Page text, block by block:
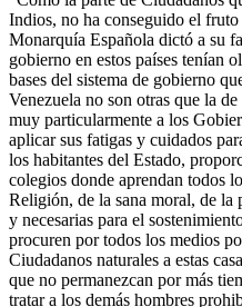
Indios, no ha conseguido el
Monarquía Española dictó a su
gobierno en estos países tenían
bases del sistema de gobierno
Venezuela no son otras que la
muy particularmente a los
aplicar sus fatigas y cuidados
los habitantes del Estado,
colegios donde aprendan todos
Religión, de la sana moral, de la
y necesarias para el
procuren por todos los medios
Ciudadanos naturales a estas
que no permanezcan por más
tratar a los demás hombres